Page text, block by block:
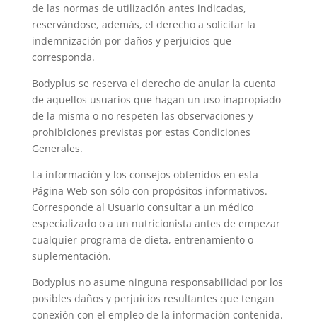
de las normas de utilización antes indicadas,
reservándose, además, el derecho a solicitar la
indemnización por daños y perjuicios que
corresponda.
Bodyplus se reserva el derecho de anular la cuenta
de aquellos usuarios que hagan un uso inapropiado
de la misma o no respeten las observaciones y
prohibiciones previstas por estas Condiciones
Generales.
La información y los consejos obtenidos en esta
Página Web son sólo con propósitos informativos.
Corresponde al Usuario consultar a un médico
especializado o a un nutricionista antes de empezar
cualquier programa de dieta, entrenamiento o
suplementación.
Bodyplus no asume ninguna responsabilidad por los
posibles daños y perjuicios resultantes que tengan
conexión con el empleo de la información contenida.